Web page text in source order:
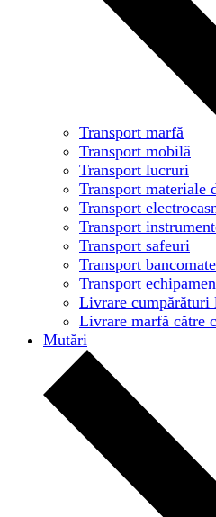
Transport marfă
Transport mobilă
Transport lucruri
Transport materiale
Transport
Transport
Transport safeuri
Transport bancomate
Transport
Livrare
Livrare marfă către
Mutări